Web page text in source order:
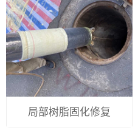
局部树脂固化修复